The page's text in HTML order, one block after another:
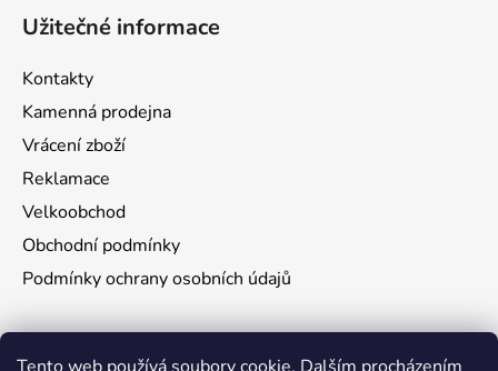
Užitečné informace
Kontakty
Kamenná prodejna
Vrácení zboží
Reklamace
Velkoobchod
Obchodní podmínky
Podmínky ochrany osobních údajů
Aktuality